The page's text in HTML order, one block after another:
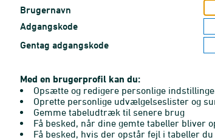
Brugernavn
Adgangskode
Gentag adgangskode
Med en brugerprofil kan du:
Opsætte og redigere personlige
Oprette personlige udvælgelseslister og
Gemme tabeludtræk til senere brug
Få besked, når dine gemte tabeller bliver
Få besked, hvis der opstår fejl i tabeller